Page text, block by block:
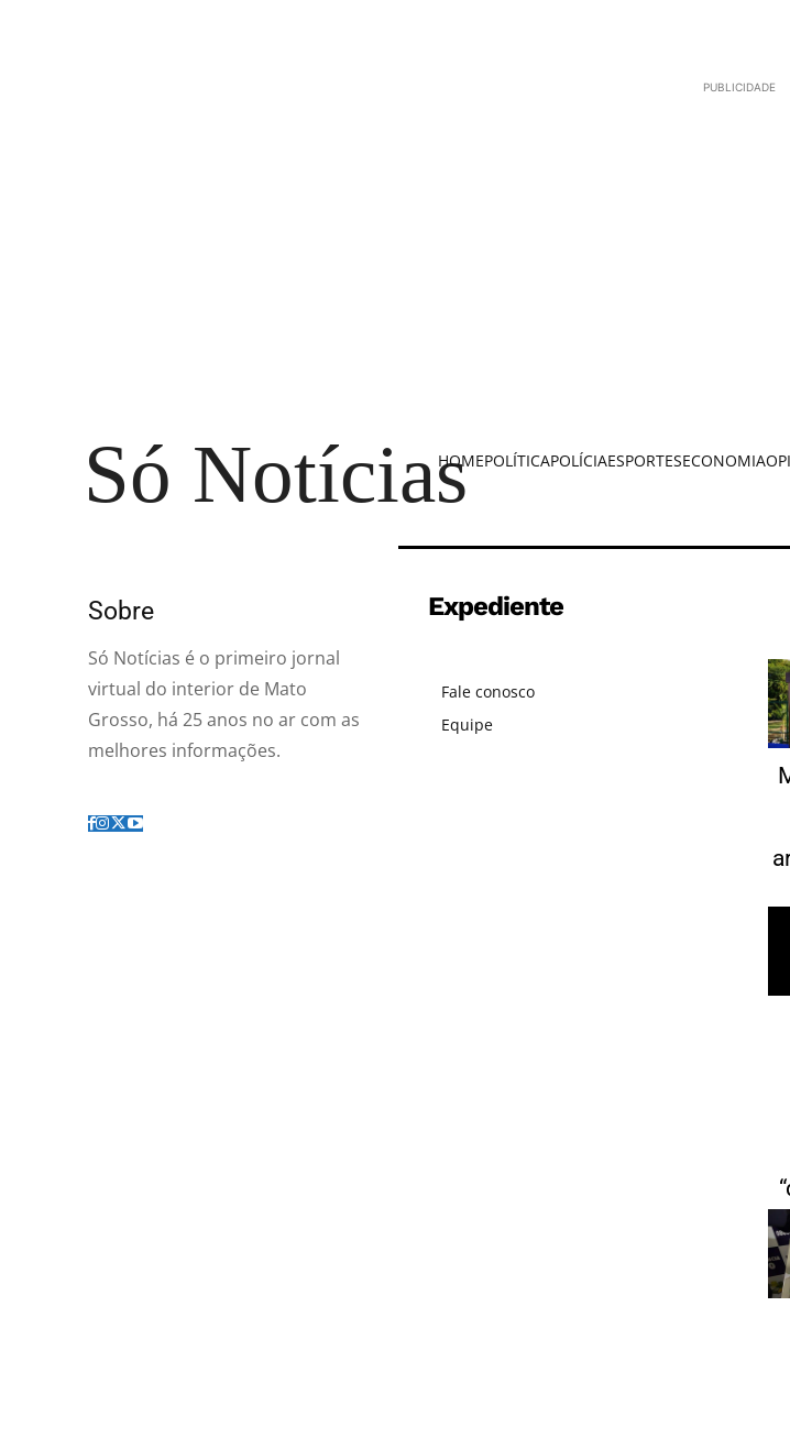
PUBLICIDADE
Só Notícias
HOMEPOLÍTICAPOLÍCIAESPORTESECONOMIA
Sobre
Só Notícias é o primeiro jornal
virtual do interior de Mato
Grosso, há 25 anos no ar com as
melhores informações.
Expediente
Fale conosco
Equipe